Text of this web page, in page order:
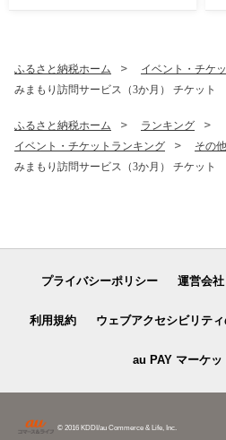
ふるさと納税ホーム イベント・チケ
みまもり訪問サービス（3か月） チケット
ふるさと納税ホーム
ランキング
イベント・チケットランキング
その
みまもり訪問サービス（3か月） チケット
プライバシーポリシー 運営会社
利用規約 ウェブアクセシビリテ
au PAY マーケッ
© 2016 KDDI/au Commerce & Life, Inc.